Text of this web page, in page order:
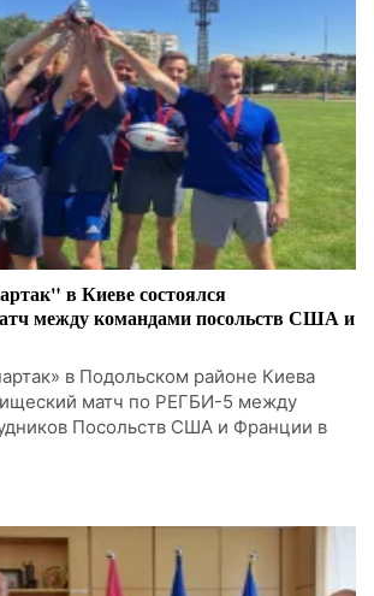
в Киеве состоялся
между командами посольств США и
в Подольском районе Киева
матч по РЕГБИ-5 между
Посольств США и Франции в